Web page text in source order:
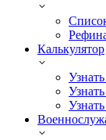
Калькулятор